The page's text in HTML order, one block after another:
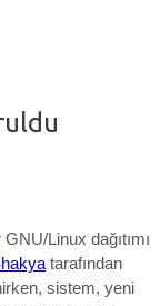
Linux dağıtımı
tarafından
sistem, yeni